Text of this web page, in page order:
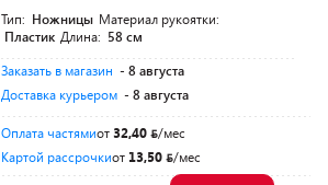
Тип: Ножницы Материал рукоятки:
Пластик Длина: 58 см
Заказать в магазин - 8 августа
Доставка курьером - 8 августа
Оплата частямиот32,40
/мес
Картой рассрочкиот 13,50 /мес